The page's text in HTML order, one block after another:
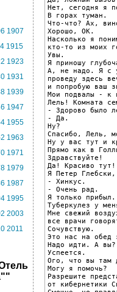
1907
1915
1923
1931
1939
1947
1955
1963
1971
1979
1987
1995
2003
2011
Нет, сегодня я
В горах туман.
Что-что? Ах,
Хорошо, ОК.
Насколько я
кто-то из моих
Увы.
Я приношу
А, не надо. Я с
проведу здесь
и попробую ваш
Мои подвалы - к
Лель! Комната
- Здорово было
- Да.
Ну?
Спасибо, Лель,
Ну у вас тут и
Прямо как в
Здравствуйте!
Да! Красиво тут!
Я Петер
- Хинкус.
- Очень рад.
Я только
Туберкулез у
Мне свежий
все врачи
Сочувствую.
Это нас на обед
Надо идти. А вы?
Успеется.
Ого, что вы там
Могу я помочь?
Разрешите
от кибернетики